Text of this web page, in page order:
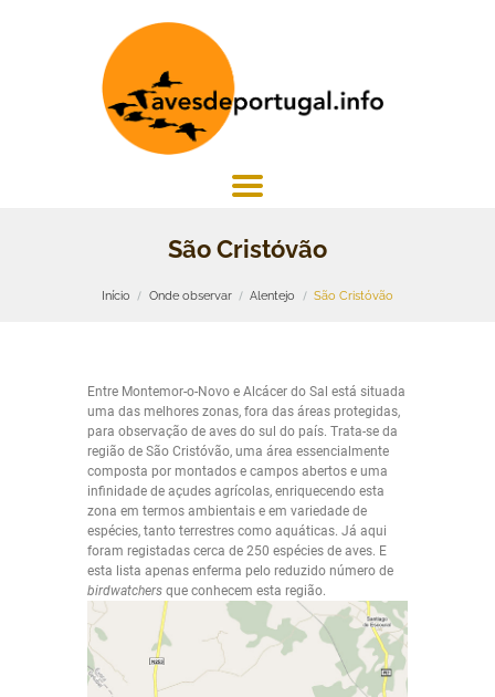
São Cristóvão
Início Onde observar Alentejo São Cristóvão
Entre Montemor-o-Novo e Alcácer do Sal está situada
uma das melhores zonas, fora das áreas protegidas,
para observação de aves do sul do país. Trata-se da
região de São Cristóvão, uma área essencialmente
composta por montados e campos abertos e uma
infinidade de açudes agrícolas, enriquecendo esta
zona em termos ambientais e em variedade de
espécies, tanto terrestres como aquáticas. Já aqui
foram registadas cerca de 250 espécies de aves. E
esta lista apenas enferma pelo reduzido número de
birdwatchers que conhecem esta região.